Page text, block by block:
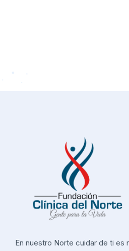
En nuestro Norte cuidar de ti es